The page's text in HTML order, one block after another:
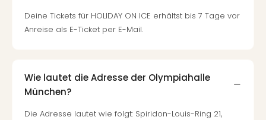
Deine Tickets für HOLIDAY ON ICE erhältst bis 7 Tage vor
Anreise als E-Ticket per E-Mail.
Wie lautet die Adresse der Olympiahalle
München?
Die Adresse lautet wie folgt: Spiridon-Louis-Ring 21,